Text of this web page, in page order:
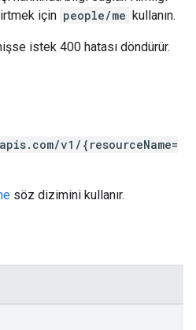
için people/me kullanın.
istek 400 hatası döndürür.
v1/{resourceName=
söz dizimini kullanır.